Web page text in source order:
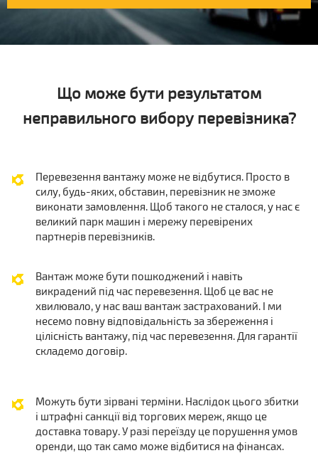
Що може бути результатом
неправильного вибору перевізника?
Перевезення вантажу може не відбутися. Просто в
силу, будь-яких, обставин, перевізник не зможе
виконати замовлення. Щоб такого не сталося, у нас є
великий парк машин і мережу перевірених
партнерів перевізників.
Вантаж може бути пошкоджений і навіть
викрадений під час перевезення. Щоб це вас не
хвилювало, у нас ваш вантаж застрахований. І ми
несемо повну відповідальність за збереження і
цілісність вантажу, під час перевезення. Для гарантії
складемо договір.
Можуть бути зірвані терміни. Наслідок цього збитки
і штрафні санкції від торгових мереж, якщо це
доставка товару. У разі переїзду це порушення умов
оренди, що так само може відбитися на фінансах.